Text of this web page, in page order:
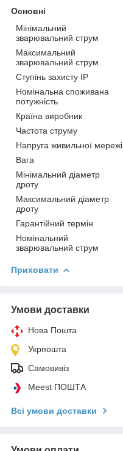
Основні
Мінімальний
зварювальний струм
Максимальний
зварювальний струм
Ступінь захисту IP
Номінальна споживана
потужність
Країна виробник
Частота струму
Напруга живильної мережі
Вага
Мінімальний діаметр
дроту
Максимальний діаметр
дроту
Гарантійний термін
Номінальний
зварювальний струм
Приховати
Умови доставки
Нова Пошта
Укрпошта
Самовивіз
Meest ПОШТА
Всі умови доставки